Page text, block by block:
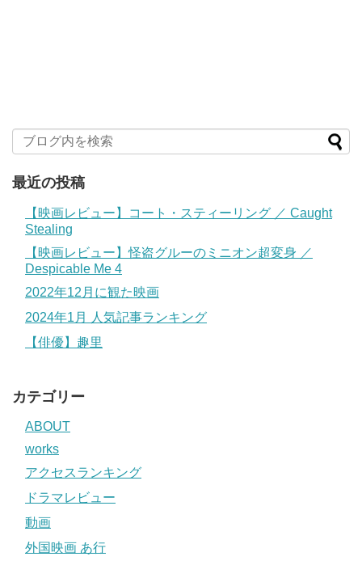
最近の投稿
【映画レビュー】コート・スティーリング ／ Caught
Stealing
【映画レビュー】怪盗グルーのミニオン超変身 ／
Despicable Me 4
2022年12月に観た映画
2024年1月 人気記事ランキング
【俳優】趣里
カテゴリー
ABOUT
works
アクセスランキング
ドラマレビュー
動画
外国映画 あ行